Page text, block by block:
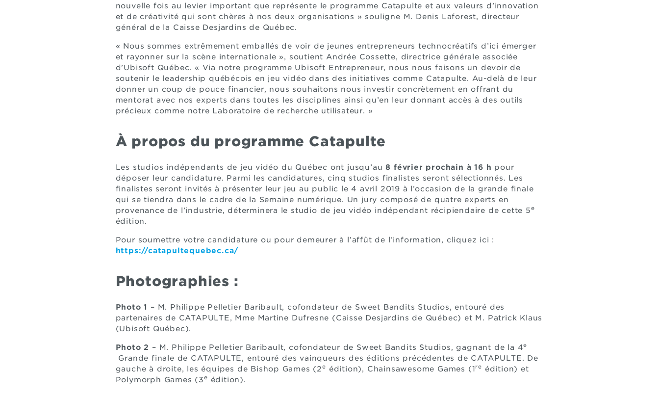
nouvelle fois au levier important que représente le programme Catapulte et aux valeurs d’innovation
et de créativité qui sont chères à nos deux organisations » souligne M. Denis Laforest, directeur
général de la Caisse Desjardins de Québec.
« Nous sommes extrêmement emballés de voir de jeunes entrepreneurs technocréatifs d’ici émerger
et rayonner sur la scène internationale », soutient Andrée Cossette, directrice générale associée
d’Ubisoft Québec. « Via notre programme Ubisoft Entrepreneur, nous nous faisons un devoir de
soutenir le leadership québécois en jeu vidéo dans des initiatives comme Catapulte. Au-delà de leur
donner un coup de pouce financier, nous souhaitons nous investir concrètement en offrant du
mentorat avec nos experts dans toutes les disciplines ainsi qu’en leur donnant accès à des outils
précieux comme notre Laboratoire de recherche utilisateur. »
À propos du programme Catapulte
Les studios indépendants de jeu vidéo du Québec ont jusqu’au 8 février prochain à 16 h pour
déposer leur candidature. Parmi les candidatures, cinq studios finalistes seront sélectionnés. Les
finalistes seront invités à présenter leur jeu au public le 4 avril 2019 à l’occasion de la grande finale
qui se tiendra dans le cadre de la Semaine numérique. Un jury composé de quatre experts en
provenance de l’industrie, déterminera le studio de jeu vidéo indépendant récipiendaire de cette 5e
édition.
Pour soumettre votre candidature ou pour demeurer à l’affût de l’information, cliquez ici :
https://catapultequebec.ca/
Photographies :
Photo 1 – M. Philippe Pelletier Baribault, cofondateur de Sweet Bandits Studios, entouré des
partenaires de CATAPULTE, Mme Martine Dufresne (Caisse Desjardins de Québec) et M. Patrick Klaus
(Ubisoft Québec).
Photo 2 – M. Philippe Pelletier Baribault, cofondateur de Sweet Bandits Studios, gagnant de la 4e
Grande finale de CATAPULTE, entouré des vainqueurs des éditions précédentes de CATAPULTE. De
gauche à droite, les équipes de Bishop Games (2e édition), Chainsawesome Games (1re édition) et
Polymorph Games (3e édition).